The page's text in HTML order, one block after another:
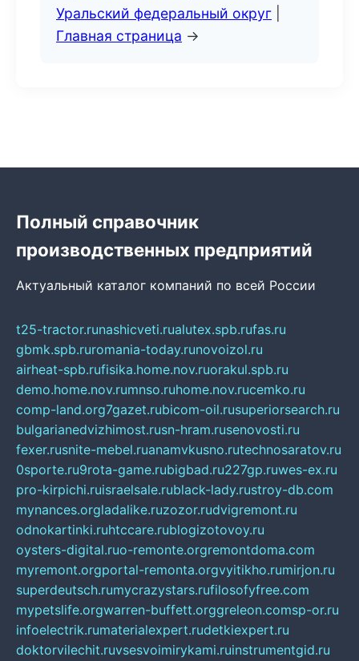
Уральский федеральный округ
Главная страница →
Полный справочник
производственных предприятий
Актуальный каталог компаний по всей России
t25-tractor.runashicveti.rualutex.spb.rufas.ru
gbmk.spb.ruromania-today.runovoizol.ru
airheat-spb.rufisika.home.nov.ruorakul.spb.ru
demo.home.nov.rumnso.ruhome.nov.rucemko.ru
comp-land.org7gazet.rubicom-oil.rusuperiorsearch.ru
bulgarianedvizhimost.rusn-hram.rusenovosti.ru
fexer.rusnite-mebel.ruanamvkusno.rutechnosaratov.ru
0sporte.ru9rota-game.rubigbad.ru227gp.ruwes-ex.ru
pro-kirpichi.ruisraelsale.rublack-lady.rustroy-db.com
mynances.orgladalike.ruzozor.rudvigremont.ru
odnokartinki.ruhtccare.rublogizotovoy.ru
oysters-digital.ruo-remonte.orgremontdoma.com
myremont.orgportal-remonta.orgvyitikho.rumirjon.ru
superdeutsch.rumycrazystars.rufilosofyfree.com
mypetslife.orgwarren-buffett.orggreleon.comsp-or.ru
infoelectrik.rumaterialexpert.rudetkiexpert.ru
doktorvilechit.ruvsesvoimirykami.ruinstrumentgid.ru